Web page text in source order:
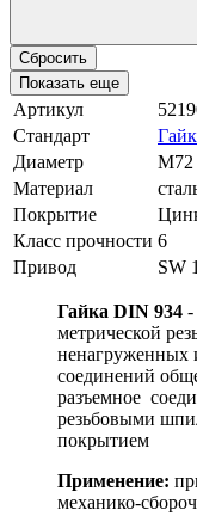
Сбросить
Показать еще
Артикул
Стандарт
Диаметр
М72
Материал
Покрытие
Класс прочности 6
Привод
SW
Гайка DIN 934 -
метрической
ненагруженных
соединений
разъемное
резьбовыми
покрытием
Применение:
механико-